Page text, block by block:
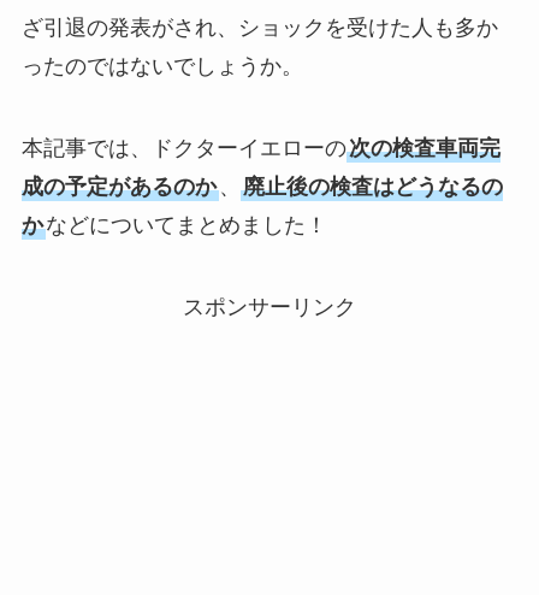
ざ引退の発表がされ、ショックを受けた人も多か
ったのではないでしょうか。
本記事では、ドクターイエローの次の検査車両完
成の予定があるのか、 廃止後の検査はどうなるの
かなどについてまとめました！
スポンサーリンク